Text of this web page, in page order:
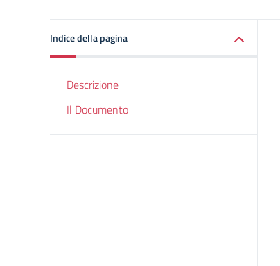
Indice della pagina
Descrizione
Il Documento